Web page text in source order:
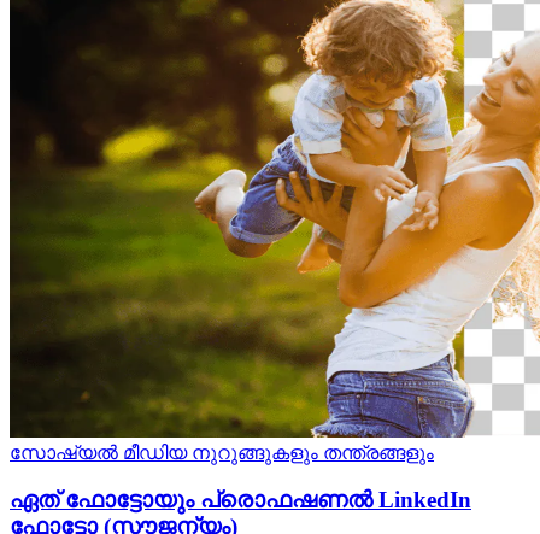
സോഷ്യല്‍ മീഡിയ നുറുങ്ങുകളും തന്ത്രങ്ങളും
ഏത് ഫോട്ടോയും പ്രൊഫഷണല്‍ LinkedIn
ഫോട്ടോ (സൗജന്യം)